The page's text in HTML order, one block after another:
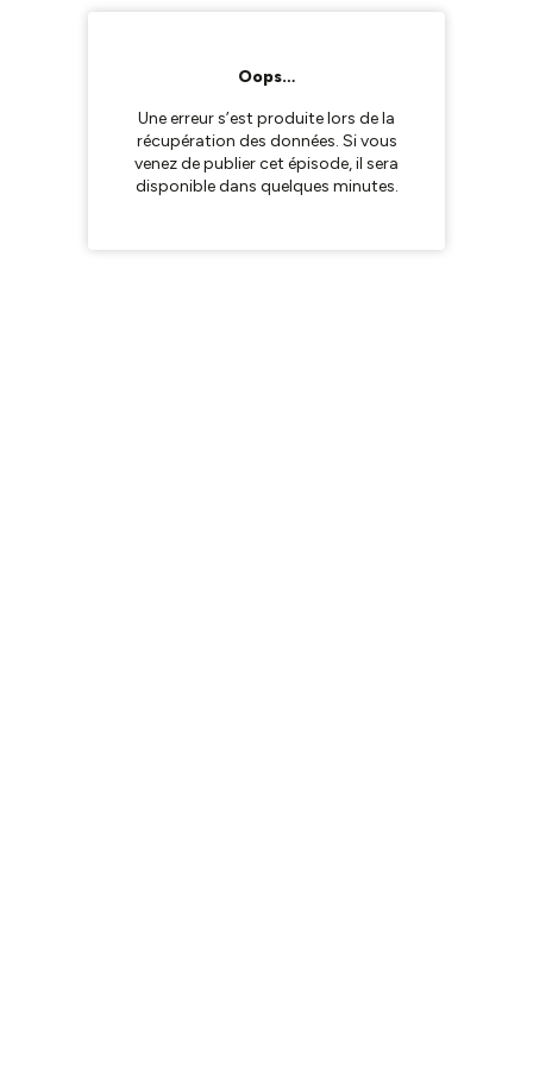
Oops…
Une erreur s’est produite lors de la
récupération des données. Si vous
venez de publier cet épisode, il sera
disponible dans quelques minutes.